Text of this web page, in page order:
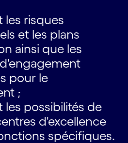
les risques
et les plans
ainsi que les
pour le
​;
les possibilités de
d'excellence
spécifiques.